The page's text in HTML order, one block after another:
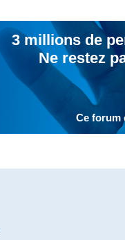
3 millions de
Ne restez
Ce forum